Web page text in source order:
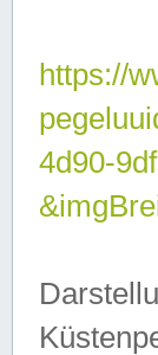
https://
4d90-